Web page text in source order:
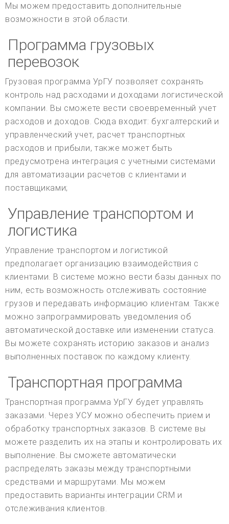
Мы можем предоставить дополнительные
возможности в этой области.
Программа грузовых
перевозок
Грузовая программа УрГУ позволяет сохранять
контроль над расходами и доходами логистической
компании. Вы сможете вести своевременный учет
расходов и доходов. Сюда входит: бухгалтерский и
управленческий учет, расчет транспортных
расходов и прибыли, также может быть
предусмотрена интеграция с учетными системами
для автоматизации расчетов с клиентами и
поставщиками;
Управление транспортом и
логистика
Управление транспортом и логистикой
предполагает организацию взаимодействия с
клиентами. В системе можно вести базы данных по
ним, есть возможность отслеживать состояние
грузов и передавать информацию клиентам. Также
можно запрограммировать уведомления об
автоматической доставке или изменении статуса.
Вы можете сохранять историю заказов и анализ
выполненных поставок по каждому клиенту.
Транспортная программа
Транспортная программа УрГУ будет управлять
заказами. Через УСУ можно обеспечить прием и
обработку транспортных заказов. В системе вы
можете разделить их на этапы и контролировать их
выполнение. Вы сможете автоматически
распределять заказы между транспортными
средствами и маршрутами. Мы можем
предоставить варианты интеграции CRM и
отслеживания клиентов.